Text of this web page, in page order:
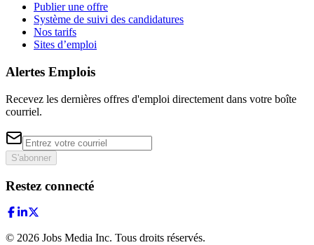
Publier une offre
Système de suivi des candidatures
Nos tarifs
Sites d’emploi
Alertes Emplois
Recevez les dernières offres d'emploi directement dans votre boîte
courriel.
S'abonner
Restez connecté
© 2026 Jobs Media Inc. Tous droits réservés.